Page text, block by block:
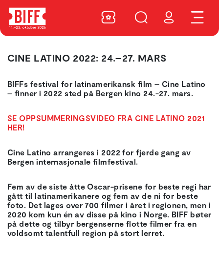
CINE LATINO 2022: 24.–27. MARS
BIFFs festival for latinamerikansk film – Cine Latino
– finner i 2022 sted på Bergen kino 24.-27. mars.
SE OPPSUMMERINGSVIDEO FRA CINE LATINO 2021
HER!
Cine Latino arrangeres i 2022 for fjerde gang av
Bergen internasjonale filmfestival.
Fem av de siste åtte Oscar-prisene for beste regi har
gått til latinamerikanere og fem av de ni for beste
foto. Det lages over 700 filmer i året i regionen, men i
2020 kom kun én av disse på kino i Norge. BIFF bøter
på dette og tilbyr bergenserne flotte filmer fra en
voldsomt talentfull region på stort lerret.